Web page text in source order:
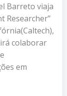
Barreto viaja
Researcher”
colaborar
em